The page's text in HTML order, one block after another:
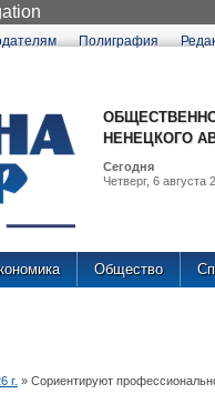
Полиграфия
НЕНЕЦКОГО
Сегодня
Четверг, 6 августа
Общество
г. » Сориентируют